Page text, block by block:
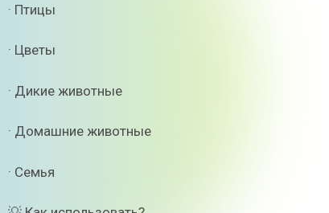
· Птицы
· Цветы
· Дикие животные
· Домашние животные
· Семья